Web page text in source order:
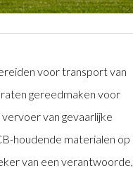
voor transport van
gereedmaken voor
van gevaarlijke
houdende materialen op
van een verantwoorde,